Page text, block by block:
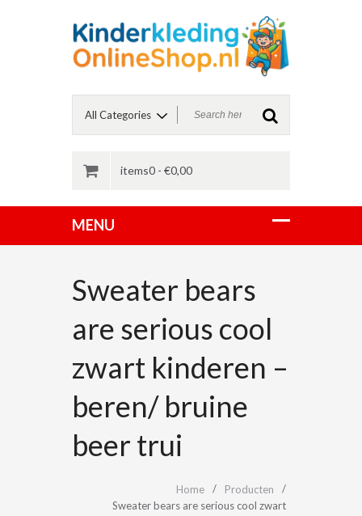
items0 - €0,00
Sweater bears
are serious cool
zwart kinderen –
beren/ bruine
beer trui
Home
Producten
Sweater bears are serious cool zwart